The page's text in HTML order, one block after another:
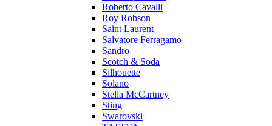
Roberto Cavalli
Roy Robson
Saint Laurent
Salvatore Ferragamo
Sandro
Scotch & Soda
Silhouette
Solano
Stella McCartney
Sting
Swarovski